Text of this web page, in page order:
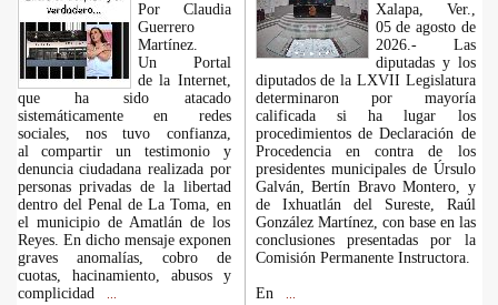
Por Claudia
Guerrero
Martínez.
​Un Portal
de la Internet,
que ha sido atacado
sistemáticamente en redes
sociales, nos tuvo confianza,
al compartir un testimonio y
denuncia ciudadana realizada por
personas privadas de la libertad
dentro del Penal de La Toma, en
el municipio de Amatlán de los
Reyes. En dicho mensaje exponen
graves anomalías, cobro de
cuotas, hacinamiento, abusos y
complicidad
Xalapa, Ver.,
05 de agosto de
2026.- Las
diputadas y los
diputados de la LXVII Legislatura
determinaron por mayoría
calificada si ha lugar los
procedimientos de Declaración de
Procedencia en contra de los
presidentes municipales de Úrsulo
Galván, Bertín Bravo Montero, y
de Ixhuatlán del Sureste, Raúl
González Martínez, con base en las
conclusiones presentadas por la
Comisión Permanente Instructora.
En